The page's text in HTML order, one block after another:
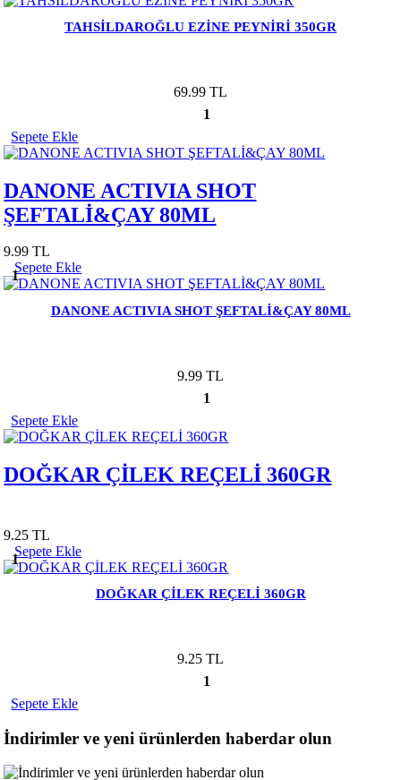
TAHSİLDAROĞLU EZİNE PEYNİRİ 350GR
69.99 TL
1
Sepete Ekle
DANONE ACTIVIA SHOT
ŞEFTALİ&ÇAY 80ML
9.99 TL
1
Sepete Ekle
DANONE ACTIVIA SHOT ŞEFTALİ&ÇAY 80ML
9.99 TL
1
Sepete Ekle
DOĞKAR ÇİLEK REÇELİ 360GR
9.25 TL
1
Sepete Ekle
DOĞKAR ÇİLEK REÇELİ 360GR
9.25 TL
1
Sepete Ekle
İndirimler ve yeni ürünlerden haberdar olun